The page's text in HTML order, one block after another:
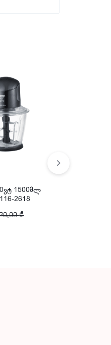
1500მლ
2618
₾